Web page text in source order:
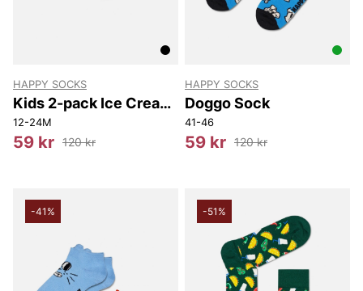
HAPPY SOCKS
Kids 2-pack Ice Cream
Socks
12-24M
59 kr 120 kr
HAPPY SOCKS
Doggo Sock
41-46
59 kr 120 kr
-41% -51%